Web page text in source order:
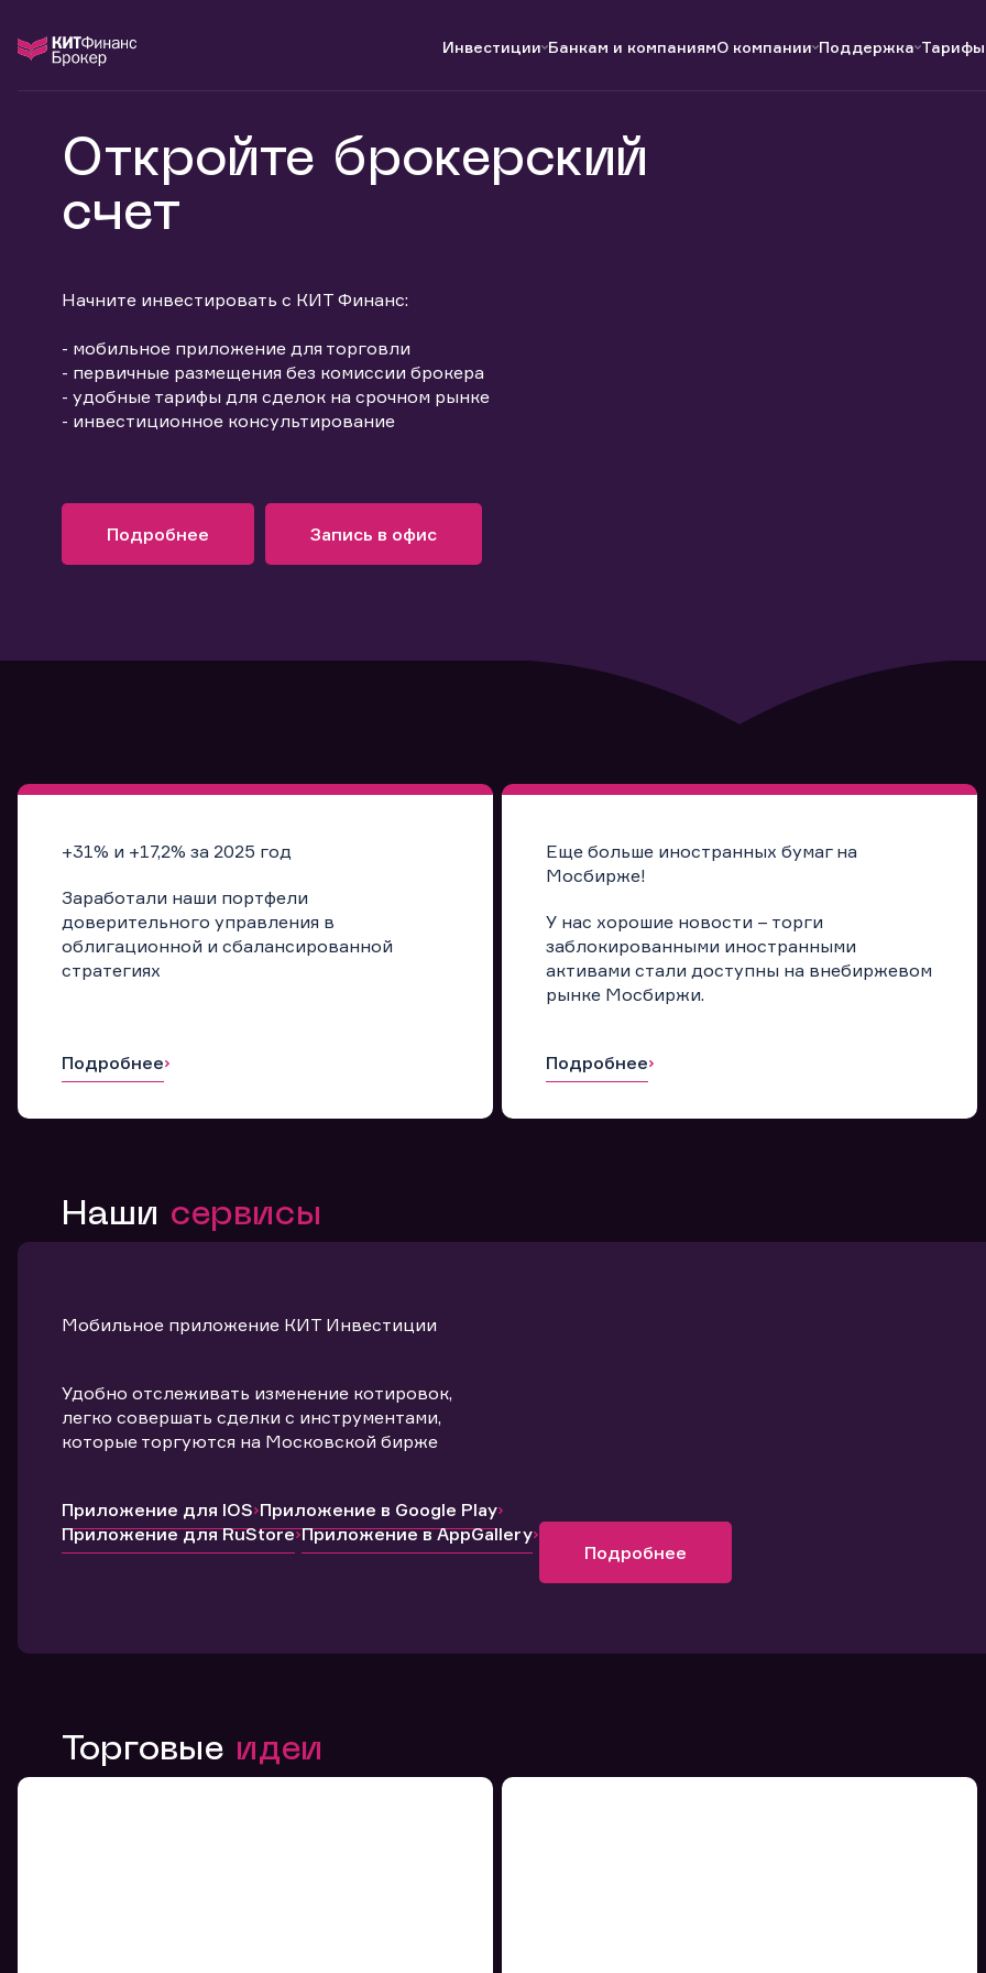
Инвестиции
Инвестиции
С чего начать
Готовые решения
Аналитика
Доверительное управление капиталом
Полезные ссылки
Документы
Банкам и компаниямО компании
О компании
Новости
Контакты
Карьера в компании
Раскрытие обязательной информации
Полезные ссылки
Документы
Поддержка
Поддержка
Информация для клиентов
Техническая поддержка
Налогообложение
Тарифы
Войти
инвестиции
поддержка
Откройте брокерский
счет
Начните инвестировать с КИТ Финанс:
- мобильное приложение для торговли
- первичные размещения без комиссии брокера
- удобные тарифы для сделок на срочном рынке
- инвестиционное консультирование
Подробнее Запись в офис
Узнать больше Запись в офис
+31% и +17,2% за 2025 год
Заработали наши портфели
доверительного управления в
облигационной и сбалансированной
стратегиях
Подробнее
Еще больше иностранных бумаг на
Мосбирже!
У нас хорошие новости – торги
заблокированными иностранными
активами стали доступны на внебиржевом
рынке Мосбиржи.
Подробнее
Наши сервисы
Мобильное приложение КИТ Инвестиции
Удобно отслеживать изменение котировок,
легко совершать сделки с инструментами,
которые торгуются на Московской бирже
Приложение для IOS Приложение в Google Play
Приложение для RuStore Приложение в AppGallery
Подробнее
Торговые идеи